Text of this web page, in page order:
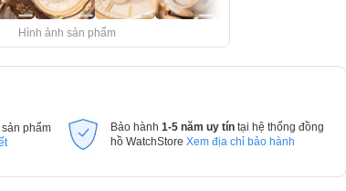
Hình ảnh sản phẩm
phẩm
Bảo hành 1-5 năm uy tín tại hệ thống đồng
hồ WatchStore Xem địa chỉ bảo hành